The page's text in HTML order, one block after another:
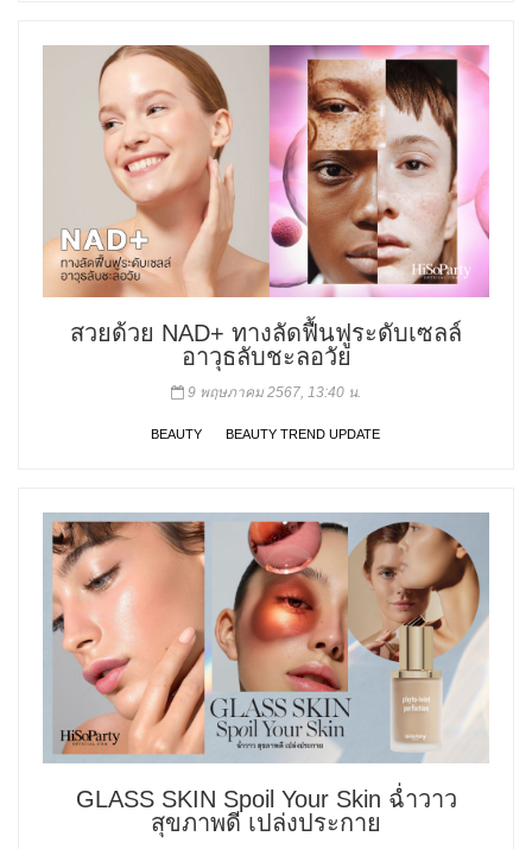
สวยด้วย NAD+ ทางลัดฟื้นฟูระดับเซลล์
อาวุธลับชะลอวัย
9 พฤษภาคม 2567, 13:40 น.
BEAUTY BEAUTY TREND UPDATE
GLASS SKIN Spoil Your Skin ฉ่ำวาว
สุขภาพดี เปล่งประกาย